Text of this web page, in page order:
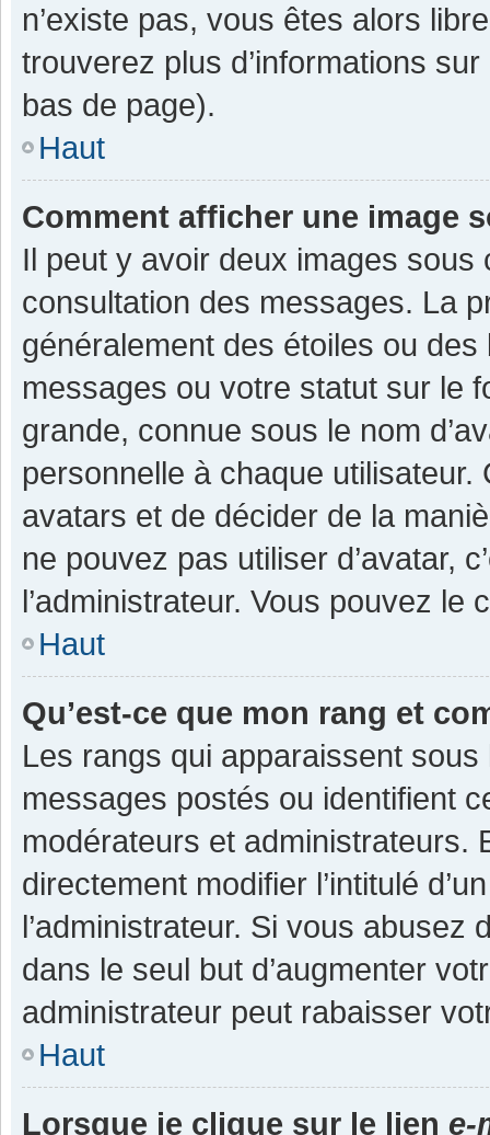
n’existe pas, vous êtes alors
trouverez plus d’informations
bas de page).
Haut
Comment afficher une image
Il peut y avoir deux images sous
consultation des messages. La
généralement des étoiles ou
messages ou votre statut sur le
grande, connue sous le nom
personnelle à chaque utilisateur.
avatars et de décider de la
ne pouvez pas utiliser d’avatar,
l’administrateur. Vous pouvez
Haut
Qu’est-ce que mon rang et
Les rangs qui apparaissent
messages postés ou identifient
modérateurs et administrateurs.
directement modifier l’intitulé
l’administrateur. Si vous
dans le seul but d’augmenter
administrateur peut rabaisser
Haut
Lorsque je clique sur le lien e-